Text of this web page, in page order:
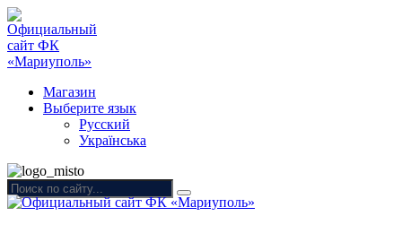
Магазин
Выберите язык
Русский
Українська